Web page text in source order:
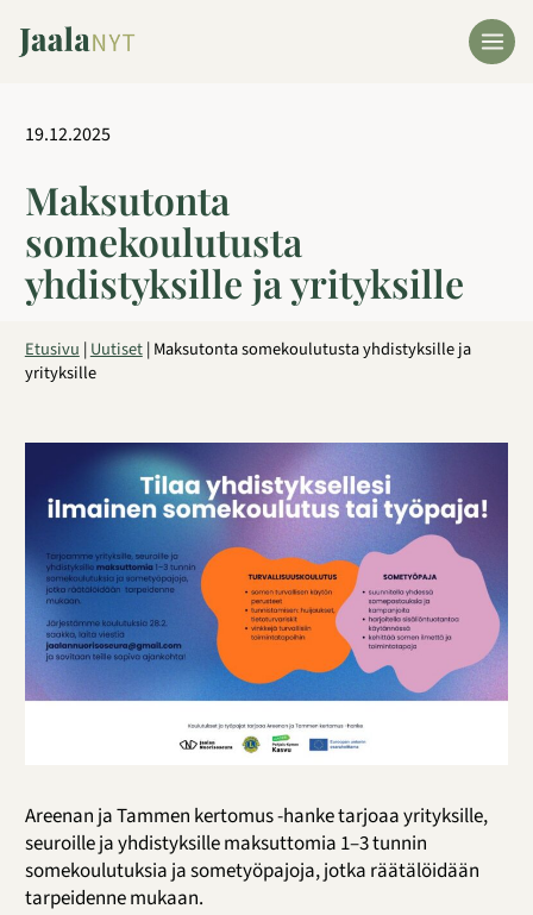
sisältöön
19.12.2025
Maksutonta
somekoulutusta
yhdistyksille ja yrityksille
Etusivu|Uutiset|Maksutonta somekoulutusta yhdistyksille ja
yrityksille
Areenan ja Tammen kertomus -hanke tarjoaa yrityksille,
seuroille ja yhdistyksille maksuttomia 1–3 tunnin
somekoulutuksia ja sometyöpajoja, jotka räätälöidään
tarpeidenne mukaan.